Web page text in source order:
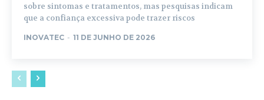
sobre sintomas e tratamentos, mas pesquisas indicam
que a confiança excessiva pode trazer riscos
INOVATEC - 11 DE JUNHO DE 2026